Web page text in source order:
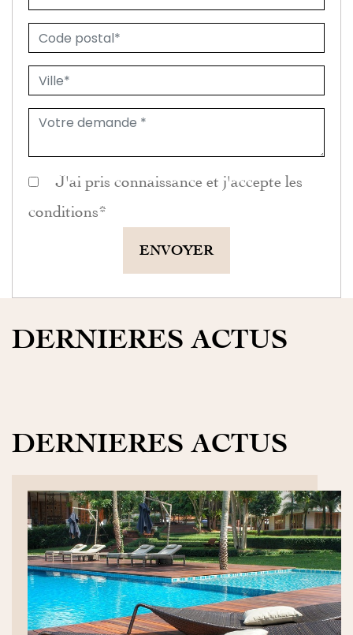
J'ai pris connaissance et j'accepte les
conditions *
ENVOYER
DERNIERES ACTUS
DERNIERES ACTUS
DÉCOUVRIR>>